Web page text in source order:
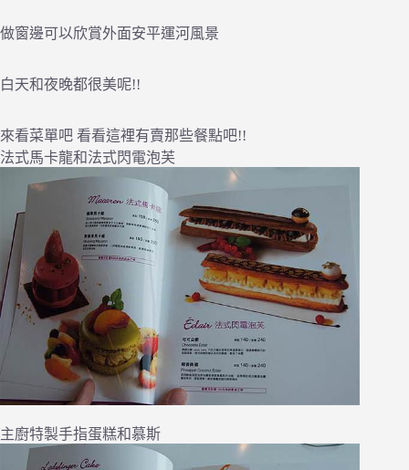
做窗邊可以欣賞外面安平運河風景
白天和夜晚都很美呢!!
來看菜單吧 看看這裡有賣那些餐點吧!!
法式馬卡龍和法式閃電泡芙
主廚特製手指蛋糕和慕斯